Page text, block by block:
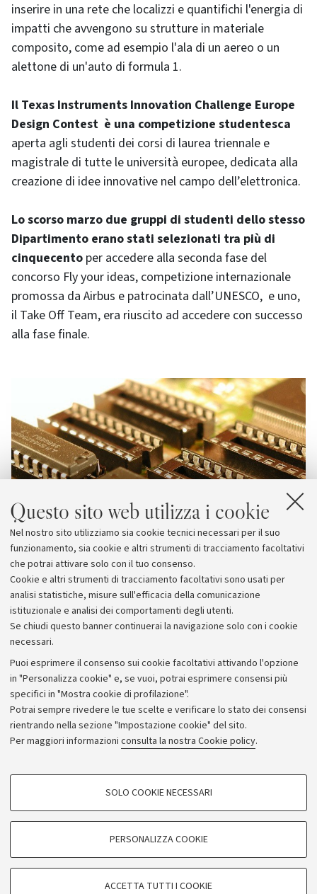
Questo sito web utilizza i cookie
Nel nostro sito utilizziamo sia cookie tecnici necessari per il suo
funzionamento, sia cookie e altri strumenti di tracciamento facoltativi
che potrai attivare solo con il tuo consenso.
Cookie e altri strumenti di tracciamento facoltativi sono usati per
analisi statistiche, misure sull'efficacia della comunicazione
istituzionale e analisi dei comportamenti degli utenti.
Se chiudi questo banner continuerai la navigazione solo con i cookie
necessari.
Puoi esprimere il consenso sui cookie facoltativi attivando l'opzione
in "Personalizza cookie" e, se vuoi, potrai esprimere consensi più
specifici in "Mostra cookie di profilazione".
Potrai sempre rivedere le tue scelte e verificare lo stato dei consensi
rientrando nella sezione "Impostazione cookie" del sito.
Per maggiori informazioni consulta la nostra Cookie policy.
COOKIE DI PROFILAZIONE - FACOLTATIVI
COOKIE TECNICI - NECESSARI
SOLO COOKIE NECESSARI
PERSONALIZZA COOKIE
ACCETTA TUTTI I COOKIE
inserire in una rete che localizzi e quantifichi l'energia di
impatti che avvengono su strutture in materiale
composito, come ad esempio l'ala di un aereo o un
alettone di un'auto di formula 1.
Il Texas Instruments Innovation Challenge Europe
Design Contest è una competizione studentesca
aperta agli studenti dei corsi di laurea triennale e
magistrale di tutte le università europee, dedicata alla
creazione di idee innovative nel campo dell’elettronica.
Lo scorso marzo due gruppi di studenti dello stesso
Dipartimento erano stati selezionati tra più di
cinquecento per accedere alla seconda fase del
concorso Fly your ideas, competizione internazionale
promossa da Airbus e patrocinata dall’UNESCO, e uno,
il Take Off Team, era riuscito ad accedere con successo
alla fase finale.
Archivio
Comunicati stampa
Redazione
Rassegna stampa
© Copyright 2026 - ALMA MATER STUDIORUM - Università di
Bologna - Via Zamboni, 33 - 40126 Bologna - PI: 01131710376 -
CF: 80007010376